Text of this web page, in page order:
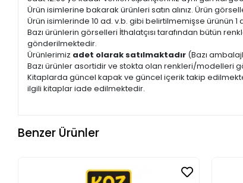
Ürün isimlerine bakarak ürünleri satın alınız. Ürün
Ürün isimlerinde 10 ad. v.b. gibi belirtilmemişse ürünün 1
Bazı ürünlerin görselleri İthalatçısı tarafından bütün
gönderilmektedir.
Ürünlerimiz adet olarak satılmaktadır (Bazı
Bazı ürünler asortidir ve stokta olan renkleri/modelleri
Kitaplarda güncel kapak ve güncel içerik takip
ilgili kitaplar iade edilmektedir.
Benzer Ürünler